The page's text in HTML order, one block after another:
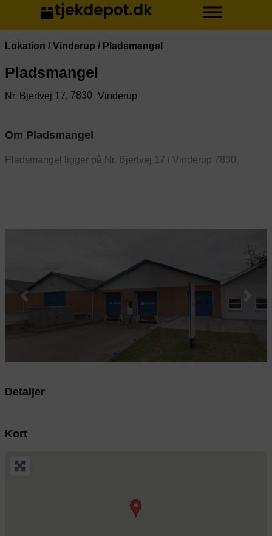
Lokation / Vinderup / Pladsmangel
Pladsmangel
Nr. Bjertvej 17, 7830 Vinderup
Om Pladsmangel
Pladsmangel ligger på Nr. Bjertvej 17 i Vinderup 7830.
Previous Next
Detaljer
Kort